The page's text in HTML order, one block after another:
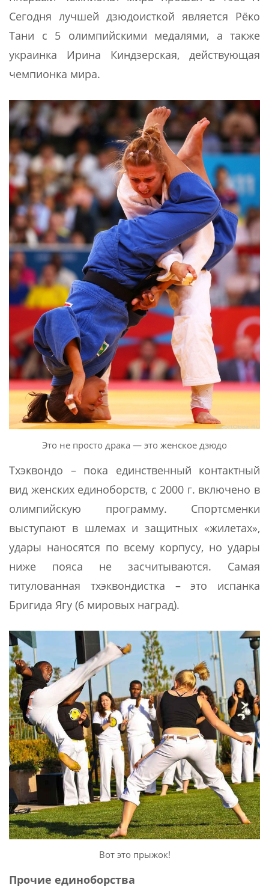
Сегодня лучшей дзюдоисткой является Рёко
Тани с 5 олимпийскими медалями, а также
украинка Ирина Киндзерская, действующая
чемпионка мира.
Это не просто драка — это женское дзюдо
Тхэквондо – пока единственный контактный
вид женских единоборств, с 2000 г. включено в
олимпийскую программу. Спортсменки
выступают в шлемах и защитных «жилетах»,
удары наносятся по всему корпусу, но удары
ниже пояса не засчитываются. Самая
титулованная тхэквондистка – это испанка
Бригида Ягу (6 мировых наград).
Вот это прыжок!
Прочие единоборства